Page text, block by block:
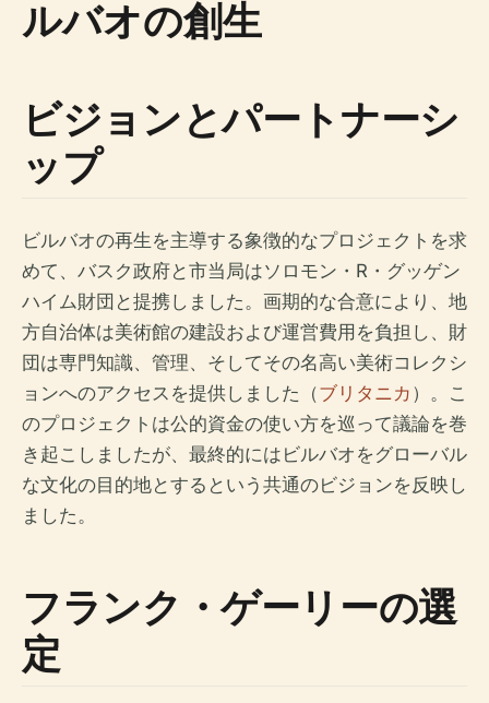
ルバオの創生
ビジョンとパートナーシ
ップ
ビルバオの再生を主導する象徴的なプロジェクトを求
めて、バスク政府と市当局はソロモン・R・グッゲン
ハイム財団と提携しました。画期的な合意により、地
方自治体は美術館の建設および運営費用を負担し、財
団は専門知識、管理、そしてその名高い美術コレクシ
ョンへのアクセスを提供しました（ブリタニカ ）。こ
のプロジェクトは公的資金の使い方を巡って議論を巻
き起こしましたが、最終的にはビルバオをグローバル
な文化の目的地とするという共通のビジョンを反映し
ました。
フランク・ゲーリーの選
定